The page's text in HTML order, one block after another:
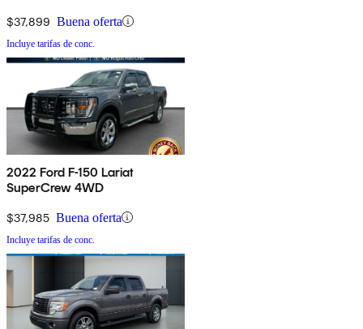
$37,899 Buena oferta
Incluye tarifas de conc.
2022 Ford F-150 Lariat
SuperCrew 4WD
$37,985 Buena oferta
Incluye tarifas de conc.